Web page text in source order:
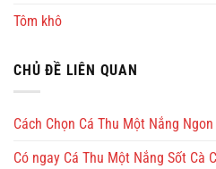
Tôm khô
CHỦ ĐỀ LIÊN QUAN
Cách Chọn Cá Thu Một Nắng
Có ngay Cá Thu Một Nắng Sốt Cà